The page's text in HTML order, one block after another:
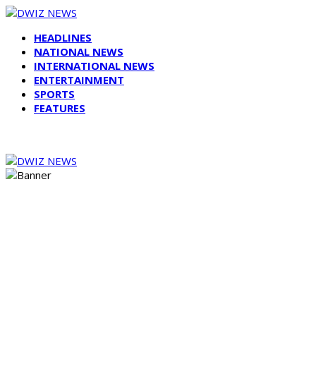
HEADLINES
NATIONAL NEWS
INTERNATIONAL NEWS
ENTERTAINMENT
SPORTS
FEATURES